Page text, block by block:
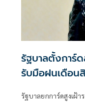
รัฐบาลตั้งการ์
รับมือฝนเดือน
รัฐบาลยกการ์ดสูงเฝ้า